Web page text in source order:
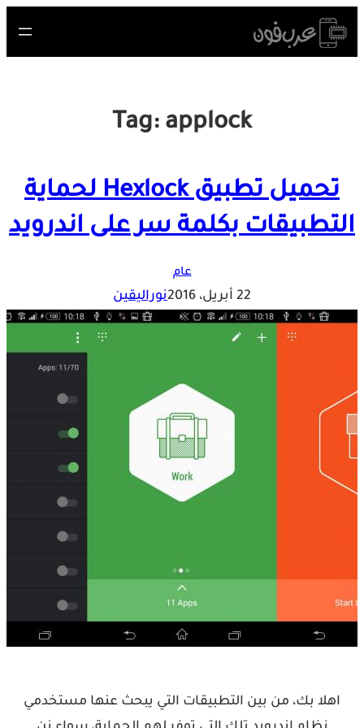
Skip
to
Tag: applock
تحميل تطبيق Hexlock لحماية
التطبيقات بكلمة سر على اندرويد
عام
22 أبريل، 2016 نوراليقين
اهلا بك، من بين التطبيقات التي يبحث عنها مستخدمي